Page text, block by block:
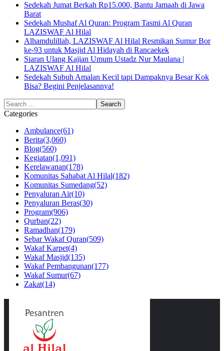
Sedekah Jumat Berkah Rp15.000, Bantu Jamaah di Jawa
Barat
Sedekah Mushaf Al Quran: Program Tasmi Al Quran
LAZISWAF Al Hilal
Alhamdulillah, LAZISWAF Al Hilal Resmikan Sumur Bor
ke-93 untuk Masjid Al Hidayah di Rancaekek
Siaran Ulang Kajian Umum Ustadz Nur Maulana |
LAZISWAF Al Hilal
Sedekah Subuh Amalan Kecil tapi Dampaknya Besar Kok
Bisa? Begini Penjelasannya!
Categories
Ambulance(61)
Berita(3,060)
Blog(560)
Kegiatan(1,091)
Kerelawanan(178)
Komunitas Sahabat Al Hilal(182)
Komunitas Sumedang(52)
Penyaluran Air(10)
Penyaluran Beras(30)
Program(906)
Qurban(22)
Ramadhan(179)
Sebar Wakaf Quran(509)
Wakaf Karpet(4)
Wakaf Masjid(135)
Wakaf Pembangunan(177)
Wakaf Sumur(67)
Zakat(14)